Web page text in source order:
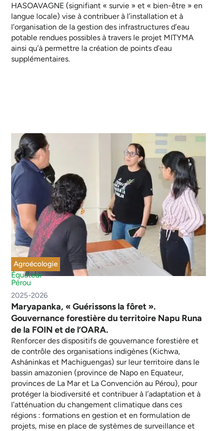
HASOAVAGNE (signifiant « survie » et « bien-être » en
langue locale) vise à contribuer à l’installation et à
l’organisation de la gestion des infrastructures d’eau
potable rendues possibles à travers le projet MITYMA
ainsi qu’à permettre la création de points d’eau
supplémentaires.
Agroécologie
Équateur
Pérou
2025-2026
Maryapanka, « Guérissons la fôret ».
Gouvernance forestière du territoire Napu Runa
de la FOIN et de l’OARA.
Renforcer des dispositifs de gouvernance forestière et
de contrôle des organisations indigènes (Kichwa,
Asháninkas et Machiguengas) sur leur territoire dans le
bassin amazonien (province de Napo en Equateur,
provinces de La Mar et La Convención au Pérou), pour
protéger la biodiversité et contribuer à l’adaptation et à
l’atténuation du changement climatique dans ces
régions : formations en gestion et en formulation de
projets, mise en place de systèmes de surveillance et